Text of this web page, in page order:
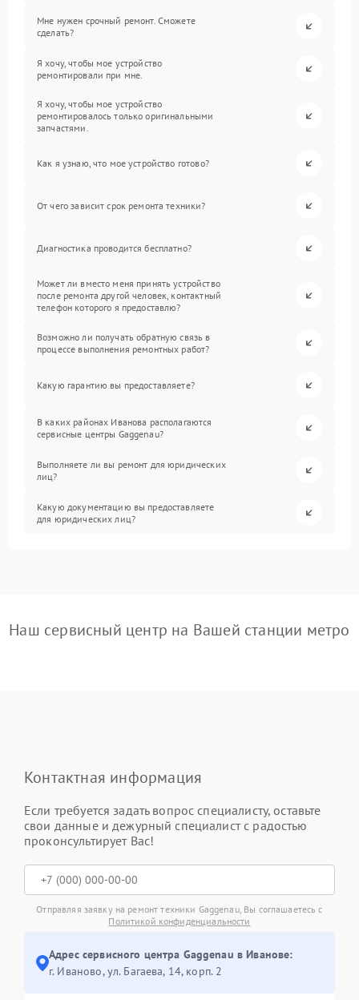
Мне нужен срочный ремонт. Сможете
сделать?
Я хочу, чтобы мое устройство
ремонтировали при мне.
Я хочу, чтобы мое устройство
ремонтировалось только оригинальными
запчастями.
Как я узнаю, что мое устройство готово?
От чего зависит срок ремонта техники?
Диагностика проводится бесплатно?
Может ли вместо меня принять устройство
после ремонта другой человек, контактный
телефон которого я предоставлю?
Возможно ли получать обратную связь в
процессе выполнения ремонтных работ?
Какую гарантию вы предоставляете?
В каких районах Иванова располагаются
сервисные центры Gaggenau?
Выполняете ли вы ремонт для юридических
лиц?
Какую документацию вы предоставляете
для юридических лиц?
Наш сервисный центр на Вашей станции метро
Контактная информация
Если требуется задать вопрос специалисту, оставьте
свои данные и дежурный специалист с радостью
проконсультирует Вас!
Отправляя заявку на ремонт техники Gaggenau, Вы соглашаетесь с
Политикой конфиденциальности
Адрес сервисного центра Gaggenau в Иванове:
г. Иваново, ул. Багаева, 14, корп. 2